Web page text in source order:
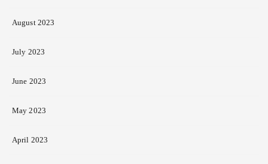
August 2023
July 2023
June 2023
May 2023
April 2023